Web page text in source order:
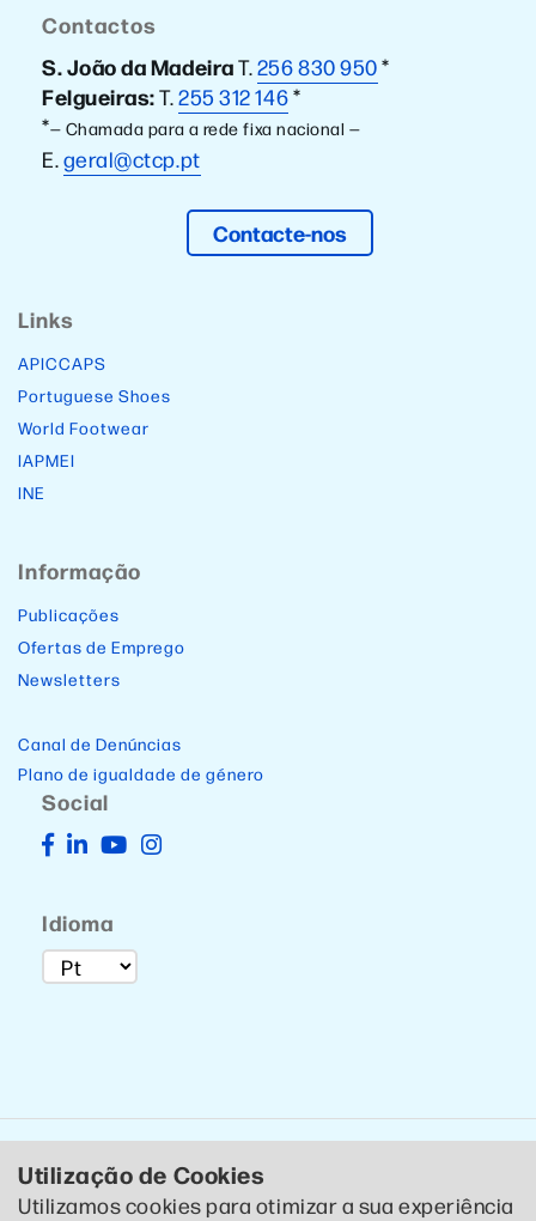
Contactos
S. João da MadeiraT.256 830 950*
Felgueiras:T.255 312 146*
*— Chamada para a rede fixa nacional —
E.geral@ctcp.pt
Contacte-nos
Links
APICCAPS
Portuguese Shoes
World Footwear
IAPMEI
INE
Informação
Publicações
Ofertas de Emprego
Newsletters
Canal de Denúncias
Plano de igualdade de género
Social
Idioma
Utilização de Cookies
Utilizamos cookies para otimizar a sua experiência